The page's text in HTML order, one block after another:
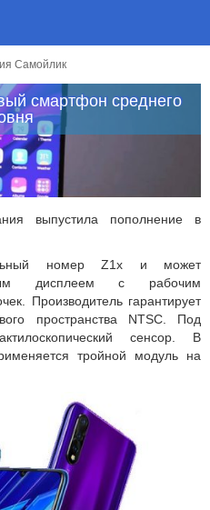
Самойлик
смартфон среднего
выпустила пополнение в
номер Z1x и может
дисплеем с рабочим
Производитель гарантирует
пространства NTSC. Под
сенсор. В
тройной модуль на